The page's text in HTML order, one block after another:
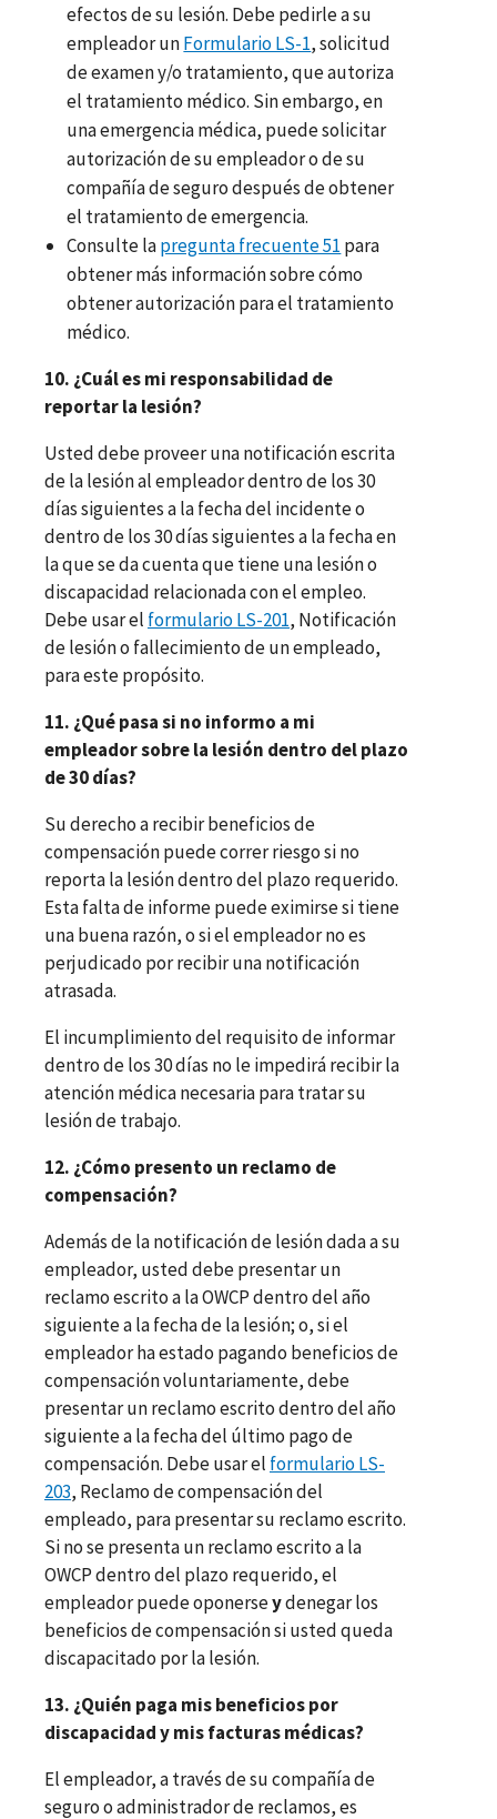
efectos de su lesión. Debe pedirle a su
empleador unFormulario LS-1, solicitud
de examen y/o tratamiento, que autoriza
el tratamiento médico. Sin embargo, en
una emergencia médica, puede solicitar
autorización de su empleador o de su
compañía de seguro después de obtener
el tratamiento de emergencia.
Consulte lapregunta frecuente 51 para
obtener más información sobre cómo
obtener autorización para el tratamiento
médico.
10. ¿Cuál es mi responsabilidad de
reportar la lesión?
Usted debe proveer una notificación escrita
de la lesión al empleador dentro de los 30
días siguientes a la fecha del incidente o
dentro de los 30 días siguientes a la fecha en
la que se da cuenta que tiene una lesión o
discapacidad relacionada con el empleo.
Debe usar el formulario LS-201, Notificación
de lesión o fallecimiento de un empleado,
para este propósito.
11. ¿Qué pasa si no informo a mi
empleador sobre la lesión dentro del plazo
de 30 días?
Su derecho a recibir beneficios de
compensación puede correr riesgo si no
reporta la lesión dentro del plazo requerido.
Esta falta de informe puede eximirse si tiene
una buena razón, o si el empleador no es
perjudicado por recibir una notificación
atrasada.
El incumplimiento del requisito de informar
dentro de los 30 días no le impedirá recibir la
atención médica necesaria para tratar su
lesión de trabajo.
12. ¿Cómo presento un reclamo de
compensación?
Además de la notificación de lesión dada a su
empleador, usted debe presentar un
reclamo escrito a la OWCP dentro del año
siguiente a la fecha de la lesión; o, si el
empleador ha estado pagando beneficios de
compensación voluntariamente, debe
presentar un reclamo escrito dentro del año
siguiente a la fecha del último pago de
compensación. Debe usar el formulario LS-
203, Reclamo de compensación del
empleado, para presentar su reclamo escrito.
Si no se presenta un reclamo escrito a la
OWCP dentro del plazo requerido, el
empleador puede oponerseydenegar los
beneficios de compensación si usted queda
discapacitado por la lesión.
13. ¿Quién paga mis beneficios por
discapacidad y mis facturas médicas?
El empleador, a través de su compañía de
seguro o administrador de reclamos, es